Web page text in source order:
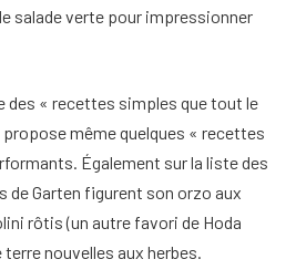
salade verte pour impressionner
des « recettes simples que tout le
même quelques « recettes
Également sur la liste des
Garten figurent son orzo aux
rôtis (un autre favori de Hoda
nouvelles aux herbes.